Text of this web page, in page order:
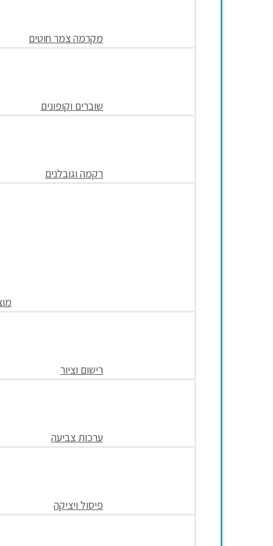
מקרמה צמר חוטים
שוברים וקופונים
רקמה וגובלנים
רישום וציור
ערכות צביעה
פיסול ויציקה